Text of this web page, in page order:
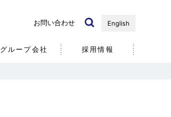
お問い合わせ English
グループ会社 採用情報